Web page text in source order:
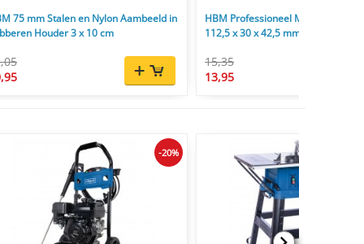
75 mm Stalen en Nylon Aambeeld in
Houder 3 x 10 cm
HBM Professioneel Mini
112,5 x 30 x 42,5 mm
15,35
13,95
-20%